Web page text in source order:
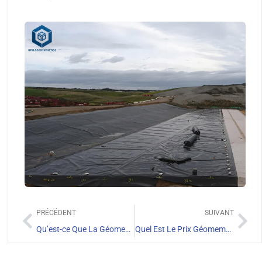
PRÉCÉDENT
Qu’est-ce Que La Géomembrane PEHD 1 mm
SUIVANT
Quel Est Le Prix Géomembrane PEHD m2